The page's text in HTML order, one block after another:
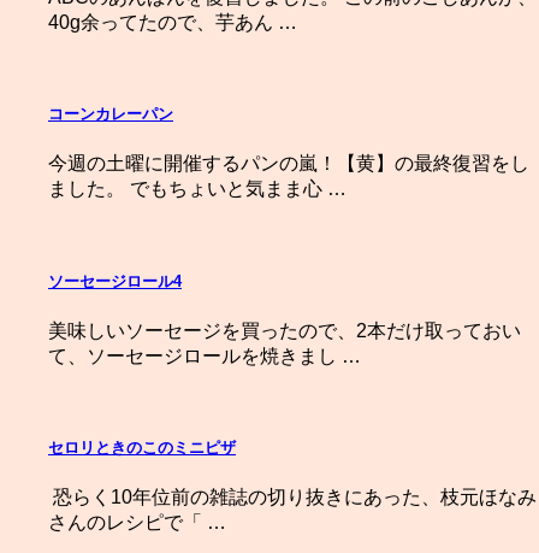
40g余ってたので、芋あん …
コーンカレーパン
今週の土曜に開催するパンの嵐！【黄】の最終復習をし
ました。 でもちょいと気まま心 …
ソーセージロール4
美味しいソーセージを買ったので、2本だけ取っておい
て、ソーセージロールを焼きまし …
セロリときのこのミニピザ
恐らく10年位前の雑誌の切り抜きにあった、枝元ほなみ
さんのレシピで「 …